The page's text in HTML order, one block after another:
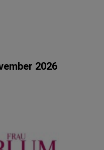
2026